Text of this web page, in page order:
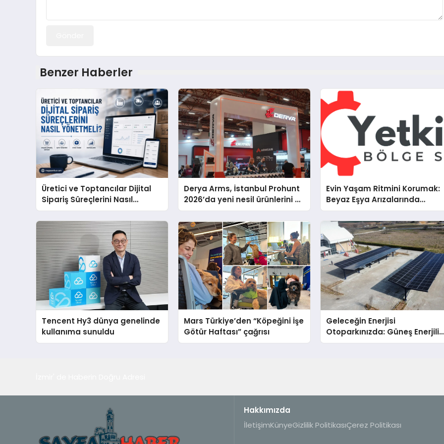
Benzer Haberler
Üretici ve Toptancılar Dijital
Sipariş Süreçlerini Nasıl
Yönetmeli?
Derya Arms, İstanbul Prohunt
2026’da yeni nesil ürünlerini ve
global marka vizyonunu
sergiledi
Evin Yaşam Ritmini Korumak:
Beyaz Eşya Arızalarında
Dürüst ve İnsan Odaklı
Tencent Hy3 dünya genelinde
kullanıma sunuldu
Mars Türkiye’den “Köpeğini İşe
Götür Haftası” çağrısı
Geleceğin Enerjisi
Otoparkınızda: Güneş Enerjili
Carport (Solar Otopark)
Hakkımızda
İletişimKünyeGizlilik PolitikasıÇerez Politikası